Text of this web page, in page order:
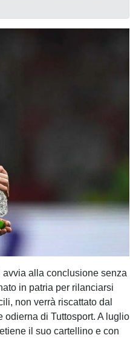
avvia alla conclusione senza
in patria per rilanciarsi
non verrà riscattato dal
di Tuttosport. A luglio
il suo cartellino e con